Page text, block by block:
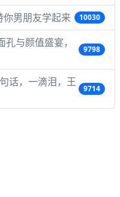
男朋友学起来 10030
与颜值盛宴，
9798
话，一滴泪，王
9714